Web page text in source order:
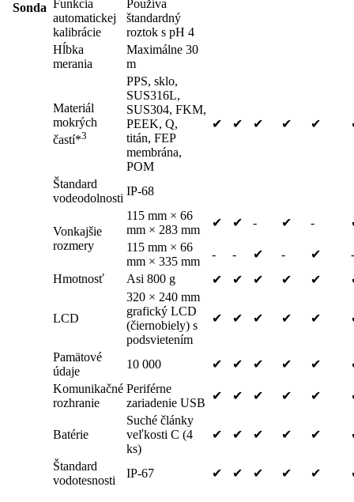
Sonda
Funkcia
automatickej
kalibrácie
Používa
štandardný
roztok s pH 4
Hĺbka
merania
Maximálne 30
m
✔ ✔ ✔ ✔ ✔
Materiál
mokrých
častí*3
PPS, sklo,
SUS316L,
SUS304, FKM,
PEEK, Q,
titán, FEP
membrána,
POM
Štandard
vodeodolnosti
IP-68
Vonkajšie
rozmery
115 mm × 66
mm × 283 mm
✔ ✔ - ✔ -
115 mm × 66
mm × 335 mm
- - ✔ - ✔
-
Hmotnosť
Asi 800 g ✔ ✔ ✔ ✔ ✔
LCD
320 × 240 mm
grafický LCD
(čiernobiely) s
podsvietením
✔ ✔ ✔ ✔ ✔
Pamätové
údaje
10 000 ✔ ✔ ✔ ✔ ✔
Komunikačné
rozhranie
Periférne
zariadenie USB
✔ ✔ ✔ ✔ ✔
Batérie
Suché články
veľkosti C (4
ks)
✔ ✔ ✔ ✔ ✔
Štandard
vodotesnosti
IP-67 ✔ ✔ ✔ ✔ ✔